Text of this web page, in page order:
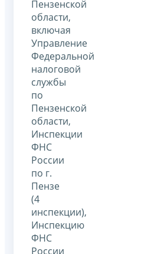
Пензенской
области,
включая
Управление
Федеральной
налоговой
службы
по
Пензенской
области,
Инспекции
ФНС
России
по г.
Пензе
(4
инспекции),
Инспекцию
ФНС
России